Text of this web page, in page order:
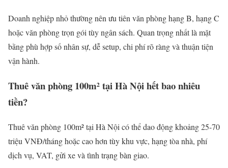
Doanh nghiệp nhỏ thường nên ưu tiên văn phòng hạng B, hạng C
hoặc văn phòng trọn gói tùy ngân sách. Quan trọng nhất là mặt
bằng phù hợp số nhân sự, dễ setup, chi phí rõ ràng và thuận tiện
vận hành.
Thuê văn phòng 100m² tại Hà Nội hết bao nhiêu
tiền?
Thuê văn phòng 100m² tại Hà Nội có thể dao động khoảng 25-70
triệu VNĐ/tháng hoặc cao hơn tùy khu vực, hạng tòa nhà, phí
dịch vụ, VAT, gửi xe và tình trạng bàn giao.